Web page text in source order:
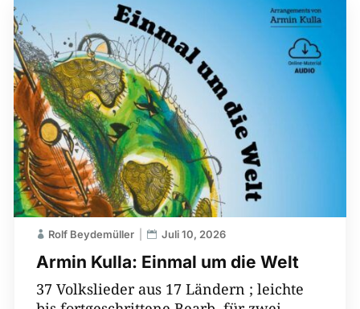
Armin Kulla: Einmal um die Welt
Rolf Beydemüller Juli 10, 2026
37 Volkslieder aus 17 Ländern ; leichte